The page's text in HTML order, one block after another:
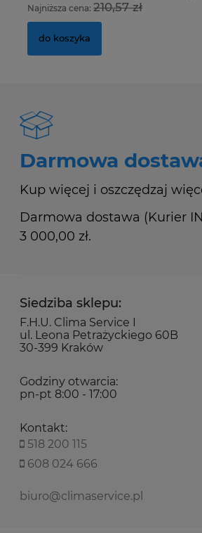
Najniższa cena: 210,57 zł
do koszyka
Darmowa
Kup więcej i oszczędzaj
Darmowa dostawa (Kurier
3 000,00 zł.
Siedziba sklepu:
F.H.U. Clima Service I
ul. Leona Petrażyckiego 60B
30-399 Kraków
Godziny otwarcia:
pn-pt 8:00 - 17:00
Kontakt:
518 200 115
608 024 666
biuro@climaservice.pl